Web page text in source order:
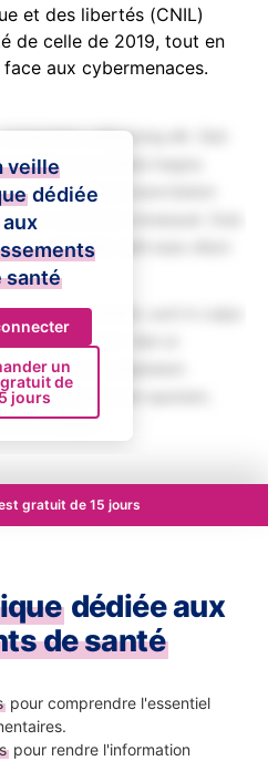
et des libertés (CNIL)
de celle de 2019, tout en
aux cybermenaces.
adipiscing elit. Sed
ut labore et dolore magna
quis nostrud exercitation
ea commodo consequat. Duis
in voluptate velit esse cillum
non proident, sunt in culpa
id est laborum. Sed ut
error sit voluptatem
totam rem aperiam,
veritatis.
veille
dédiée
aux
santé
un
de
jours
gratuit de 15 jours
dédiée aux
de santé
pour comprendre l'essentiel
pour rendre l'information